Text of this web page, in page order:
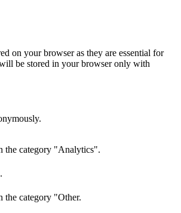
on your browser as they are essential for
be stored in your browser only with
the category "Analytics".
the category "Other.